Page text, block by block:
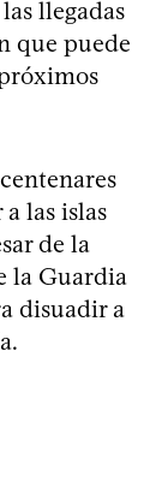
llegadas
que puede
las islas
de la
la Guardia
disuadir a